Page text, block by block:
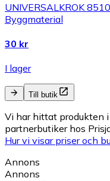
UNIVERSALKROK
Byggmaterial
30 kr
I lager
Till butik
Vi har hittat produkten
partnerbutiker hos
Hur vi visar priser och
Annons
Annons